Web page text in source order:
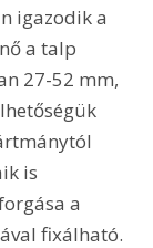
igazodik a
a talp
27-52 mm,
is
a
fixálható.